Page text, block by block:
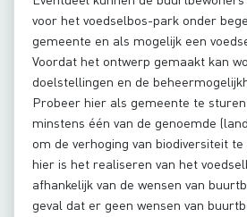
voor het voedselbos-park onder
gemeente en als mogelijk een
Voordat het ontwerp gemaakt kan
doelstellingen en de
Probeer hier als gemeente te
minstens één van de genoemde
om de verhoging van biodiversiteit
hier is het realiseren van het
afhankelijk van de wensen van
geval dat er geen wensen van